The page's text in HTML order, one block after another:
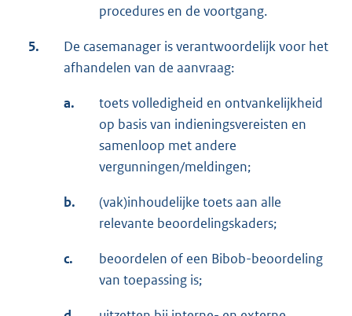
procedures en de voortgang.
5.
De casemanager is verantwoordelijk voor het
afhandelen van de aanvraag:
a.
toets volledigheid en ontvankelijkheid
op basis van indieningsvereisten en
samenloop met andere
vergunningen/meldingen;
b.
(vak)inhoudelijke toets aan alle
relevante beoordelingskaders;
c.
beoordelen of een Bibob-beoordeling
van toepassing is;